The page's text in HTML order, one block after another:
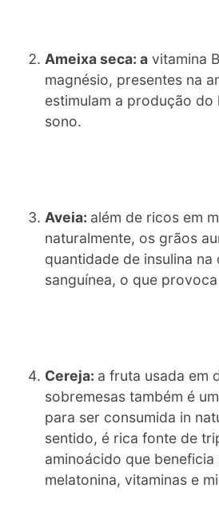
Ameixa seca: a vitamina
magnésio, presentes na
estimulam a produção do
sono.
Aveia: além de ricos em
naturalmente, os grãos
quantidade de insulina na
sanguínea, o que
Cereja: a fruta usada em
sobremesas também é
para ser consumida in
sentido, é rica fonte de
aminoácido que
melatonina, vitaminas e